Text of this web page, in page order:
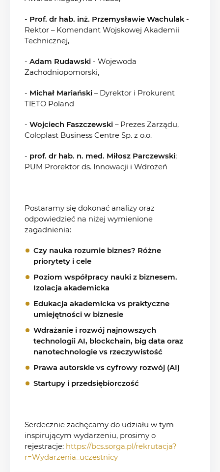
- Prof. dr hab. inż. Przemysławie Wachulak-
Rektor – Komendant Wojskowej Akademii
Technicznej,
- Adam Rudawski - Wojewoda
Zachodniopomorski,
- Michał Mariański – Dyrektor i Prokurent
TIETO Poland
- Wojciech Faszczewski – Prezes Zarządu,
Coloplast Business Centre Sp. z o.o.
- prof. dr hab. n. med. Miłosz Parczewski;
PUM Prorektor ds. Innowacji i Wdrożeń
Postaramy się dokonać analizy oraz
odpowiedzieć na niżej wymienione
zagadnienia:
Czy nauka rozumie biznes? Różne
priorytety i cele
Poziom współpracy nauki z biznesem.
Izolacja akademicka
Edukacja akademicka vs praktyczne
umiejętności w biznesie
Wdrażanie i rozwój najnowszych
technologii AI, blockchain, big data oraz
nanotechnologie vs rzeczywistość
Prawa autorskie vs cyfrowy rozwój (AI)
Startupy i przedsiębiorczość
Serdecznie zachęcamy do udziału w tym
inspirującym wydarzeniu, prosimy o
rejestracje: https://bcs.sorga.pl/rekrutacja?
r=Wydarzenia_uczestnicy